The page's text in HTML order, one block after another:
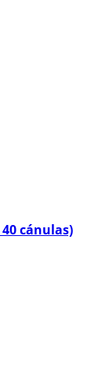
cánulas)